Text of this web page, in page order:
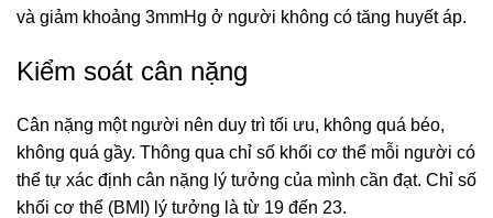
và giảm khoảng 3mmHg ở người không có tăng huyết áp.
Kiểm soát cân nặng
Cân nặng một người nên duy trì tối ưu, không quá béo,
không quá gầy. Thông qua chỉ số khối cơ thể mỗi người có
thể tự xác định cân nặng lý tưởng của mình cần đạt. Chỉ số
khối cơ thể (BMI) lý tưởng là từ 19 đến 23.